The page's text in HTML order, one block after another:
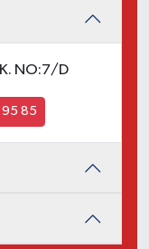
NO:7/D
95 85